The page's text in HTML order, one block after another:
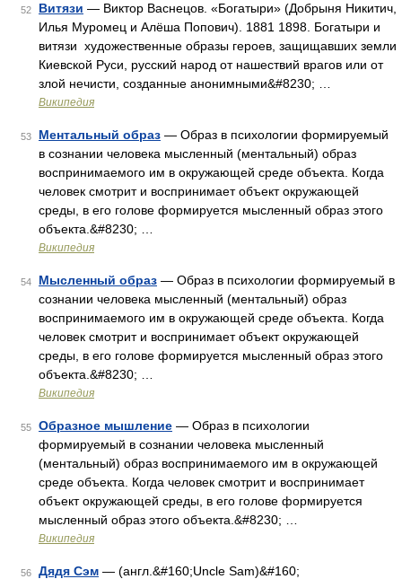
52 Витязи — Виктор Васнецов. «Богатыри» (Добрыня Никитич,
Илья Муромец и Алёша Попович). 1881 1898. Богатыри и
витязи художественные образы героев, защищавших земли
Киевской Руси, русский народ от нашествий врагов или от
злой нечисти, созданные анонимными&#8230; …
Википедия
53 Ментальный образ — Образ в психологии формируемый
в сознании человека мысленный (ментальный) образ
воспринимаемого им в окружающей среде объекта. Когда
человек смотрит и воспринимает объект окружающей
среды, в его голове формируется мысленный образ этого
объекта.&#8230; …
Википедия
54 Мысленный образ — Образ в психологии формируемый в
сознании человека мысленный (ментальный) образ
воспринимаемого им в окружающей среде объекта. Когда
человек смотрит и воспринимает объект окружающей
среды, в его голове формируется мысленный образ этого
объекта.&#8230; …
Википедия
55 Образное мышление — Образ в психологии
формируемый в сознании человека мысленный
(ментальный) образ воспринимаемого им в окружающей
среде объекта. Когда человек смотрит и воспринимает
объект окружающей среды, в его голове формируется
мысленный образ этого объекта.&#8230; …
Википедия
56 Дядя Сэм — (англ.&#160;Uncle Sam)&#160;